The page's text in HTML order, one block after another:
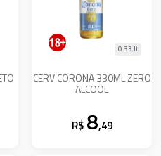
CERV CORONA 330ML ZERO
ALCOOL
0.33 lt
R$ 8,49